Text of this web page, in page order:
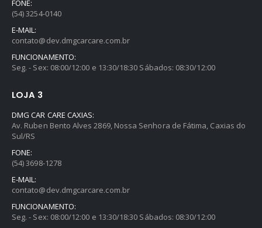
FONE:
(54) 3254-0140
E-MAIL:
contato@dev.dmgcarcare.com.br
FUNCIONAMENTO:
Seg. - Sex: 08:00/12:00 e 13:30/18:30 Sábados: 08:30/12:00
LOJA 3
DMG CAR CARE CAXIAS:
Av. Ruben Bento Alves 2869, Nossa Senhora de Fátima, Caxias do
Sul/RS
FONE:
(54) 3698-1278
E-MAIL:
contato@dev.dmgcarcare.com.br
FUNCIONAMENTO:
Seg. - Sex: 08:00/12:00 e 13:30/18:30 Sábados: 08:30/12:00